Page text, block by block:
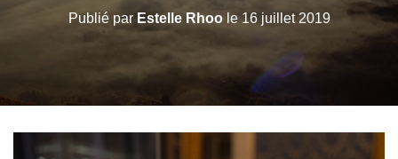
Publié par Estelle Rhoole 16 juillet 2019